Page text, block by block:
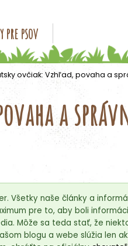
pre psov Konzervy pre
ovčiak: Vzhľad, povaha a
a
Všetky naše články a
pre to, aby boli
Môže sa teda stať, že
blogu a webe slúžia len